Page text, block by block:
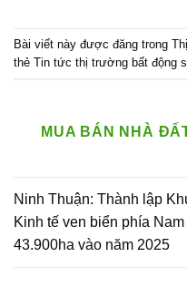
Bài viết này được đăng trong
thẻ Tin tức thị trường bất động
MUA BÁN NHÀ
Ninh Thuận: Thành lập
Kinh tế ven biển phía Nam
43.900ha vào năm 2025